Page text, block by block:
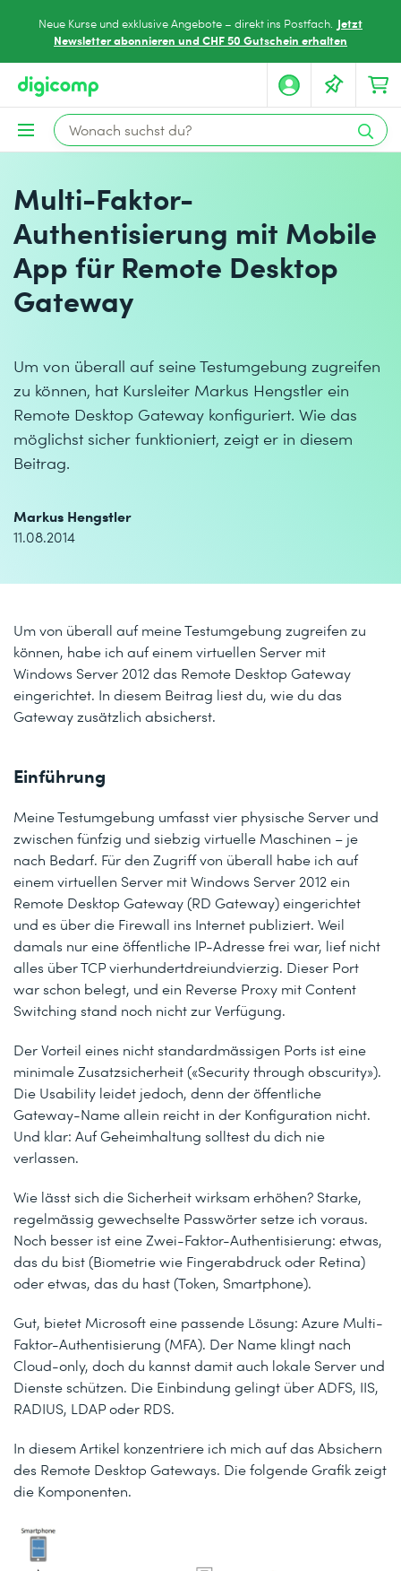
Neue Kurse und exklusive Angebote – direkt ins Postfach. Jetzt
Newsletter abonnieren und CHF 50 Gutschein erhalten
Multi-Faktor-
Authentisierung mit Mobile
App für Remote Desktop
Gateway
Um von überall auf seine Testumgebung zugreifen
zu können, hat Kursleiter Markus Hengstler ein
Remote Desktop Gateway konfiguriert. Wie das
möglichst sicher funktioniert, zeigt er in diesem
Beitrag.
Markus Hengstler
11.08.2014
Um von überall auf meine Testumgebung zugreifen zu
können, habe ich auf einem virtuellen Server mit
Windows Server 2012 das Remote Desktop Gateway
eingerichtet. In diesem Beitrag liest du, wie du das
Gateway zusätzlich absicherst.
Einführung
Meine Testumgebung umfasst vier physische Server und
zwischen fünfzig und siebzig virtuelle Maschinen – je
nach Bedarf. Für den Zugriff von überall habe ich auf
einem virtuellen Server mit Windows Server 2012 ein
Remote Desktop Gateway (RD Gateway) eingerichtet
und es über die Firewall ins Internet publiziert. Weil
damals nur eine öffentliche IP-Adresse frei war, lief nicht
alles über TCP vierhundertdreiundvierzig. Dieser Port
war schon belegt, und ein Reverse Proxy mit Content
Switching stand noch nicht zur Verfügung.
Der Vorteil eines nicht standardmässigen Ports ist eine
minimale Zusatzsicherheit («Security through obscurity»).
Die Usability leidet jedoch, denn der öffentliche
Gateway-Name allein reicht in der Konfiguration nicht.
Und klar: Auf Geheimhaltung solltest du dich nie
verlassen.
Wie lässt sich die Sicherheit wirksam erhöhen? Starke,
regelmässig gewechselte Passwörter setze ich voraus.
Noch besser ist eine Zwei-Faktor-Authentisierung: etwas,
das du bist (Biometrie wie Fingerabdruck oder Retina)
oder etwas, das du hast (Token, Smartphone).
Gut, bietet Microsoft eine passende Lösung: Azure Multi-
Faktor-Authentisierung (MFA). Der Name klingt nach
Cloud-only, doch du kannst damit auch lokale Server und
Dienste schützen. Die Einbindung gelingt über ADFS, IIS,
RADIUS, LDAP oder RDS.
In diesem Artikel konzentriere ich mich auf das Absichern
des Remote Desktop Gateways. Die folgende Grafik zeigt
die Komponenten.